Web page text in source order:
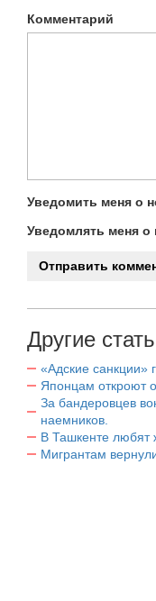
Комментарий
Уведомить меня о
Уведомлять меня о
Другие
«Адские санкции»
Японцам откроют
За бандеровцев
наемников.
В Ташкенте любят
Мигрантам